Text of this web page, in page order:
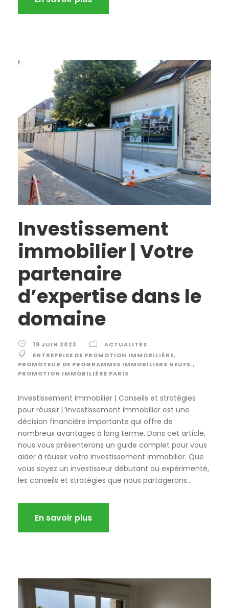
Investissement
immobilier | Votre
partenaire
d’expertise dans le
domaine
19 JUIN 2023
ACTUALITÉS
ENTREPRISE DE PROMOTION IMMOBILIÈRE,
PROMOTEUR DE PROGRAMMES IMMOBILIERS NEUFS.,
PROMOTION IMMOBILIÈRE PARIS
Investissement immobilier | Conseils et stratégies
pour réussir L’investissement immobilier est une
décision financière importante qui offre de
nombreux avantages à long terme. Dans cet article,
nous vous présenterons un guide complet pour vous
aider à réussir votre investissement immobilier. Que
vous soyez un investisseur débutant ou expérimenté,
les conseils et stratégies que nous partagerons...
En savoir plus